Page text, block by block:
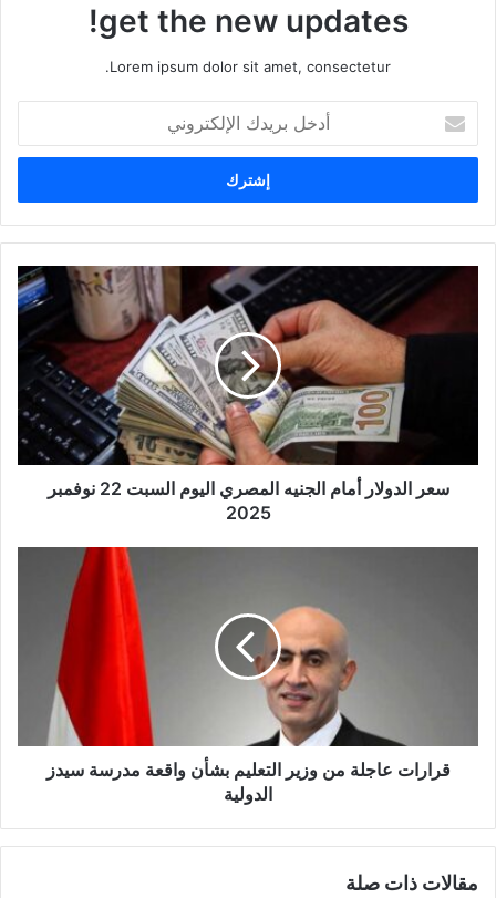
get the new updates!
Lorem ipsum dolor sit amet, consectetur.
خ
ب
ر
سعر الدولار أمام الجنيه المصري اليوم السبت 22 نوفمبر
2025
قرارات عاجلة من وزير التعليم بشأن واقعة مدرسة سيدز
الدولية
مقالات ذات صلة